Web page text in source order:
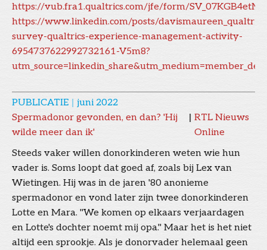
https://vub.fra1.qualtrics.com/jfe/form/
https://www.linkedin.com/posts/
survey-qualtrics-experience-management-activity-
6954737622992732161-V5m8?
PUBLICATIE | juni 2022
Spermadonor gevonden, en dan? 'Hij
wilde meer dan ik'
| RTL Nieuws
Online
Steeds vaker willen donorkinderen weten wie hun
vader is. Soms loopt dat goed af, zoals bij Lex van
Wietingen. Hij was in de jaren '80 anonieme
spermadonor en vond later zijn twee donorkinderen
Lotte en Mara. "We komen op elkaars verjaardagen
en Lotte's dochter noemt mij opa." Maar het is het niet
altijd een sprookje. Als je donorvader helemaal geen